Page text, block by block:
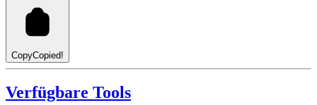
CopyCopied!
Verfügbare Tools